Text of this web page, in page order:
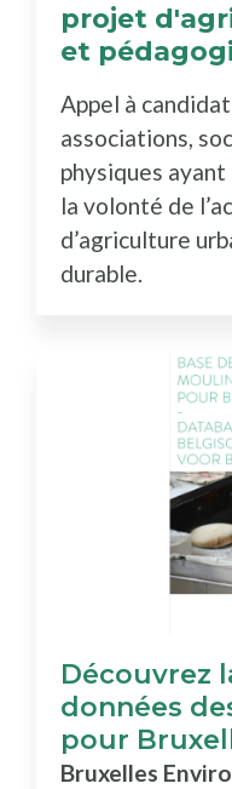
projet
et
Appel à
associations,
physiques
la volonté de
d’agriculture
durable.
Découvrez
données
pour
Bruxelles